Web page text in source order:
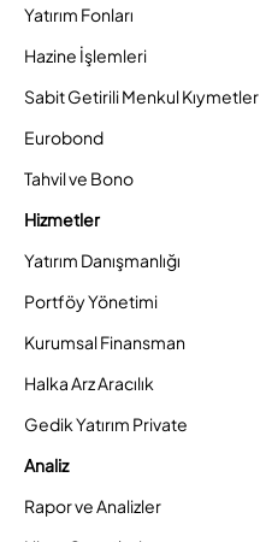
Yatırım Fonları
Hazine İşlemleri
Sabit Getirili Menkul Kıymetler
Eurobond
Tahvil ve Bono
Hizmetler
Yatırım Danışmanlığı
Portföy Yönetimi
Kurumsal Finansman
Halka Arz Aracılık
Gedik Yatırım Private
Analiz
Rapor ve Analizler